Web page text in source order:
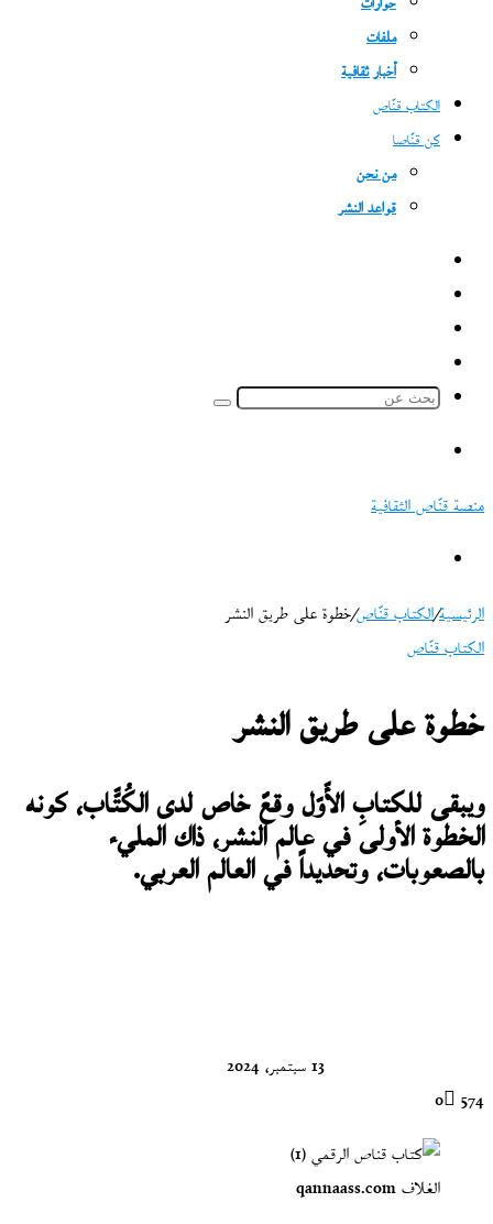
ملفات
أخبار ثقافية
الكتاب قنّاص
كن قنّاصا
من نحن
قواعد النشر
الموقع
منصة قنّاص الثقافية
الرئيسية/الكتاب قنّاص/خطوة على طريق النشر
الكتاب قنّاص
خطوة على طريق النشر
ويبقى للكتابِ الأّوّل وقعٌ خاص لدى الكُتّّاب، كونه
الخطوة الأولى في عالم النشر، ذاك المليء
بالصعوبات، وتحديداً في العالم العربي.
13 سبتمبر، 2024
0 574
الغلاف qannaass.com